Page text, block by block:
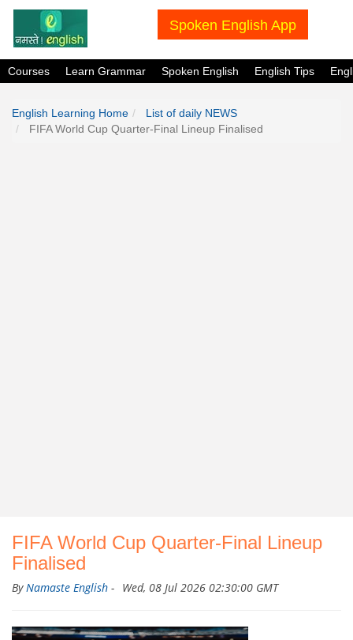
Spoken English App
Courses Learn Grammar Spoken English English Tips
English Learning Home
List of daily NEWS
FIFA World Cup Quarter-Final Lineup Finalised
FIFA World Cup Quarter-Final Lineup
Finalised
ByNamaste English - Wed, 08 Jul 2026 02:30:00 GMT